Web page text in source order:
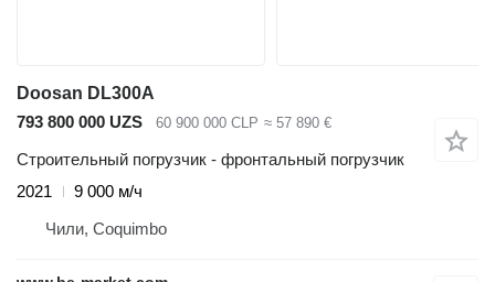
Doosan DL300A
793 800 000 UZS
60 900 000 CLP ≈ 57 890 €
Строительный погрузчик - фронтальный погрузчик
2021
9 000 м/ч
Чили, Coquimbo